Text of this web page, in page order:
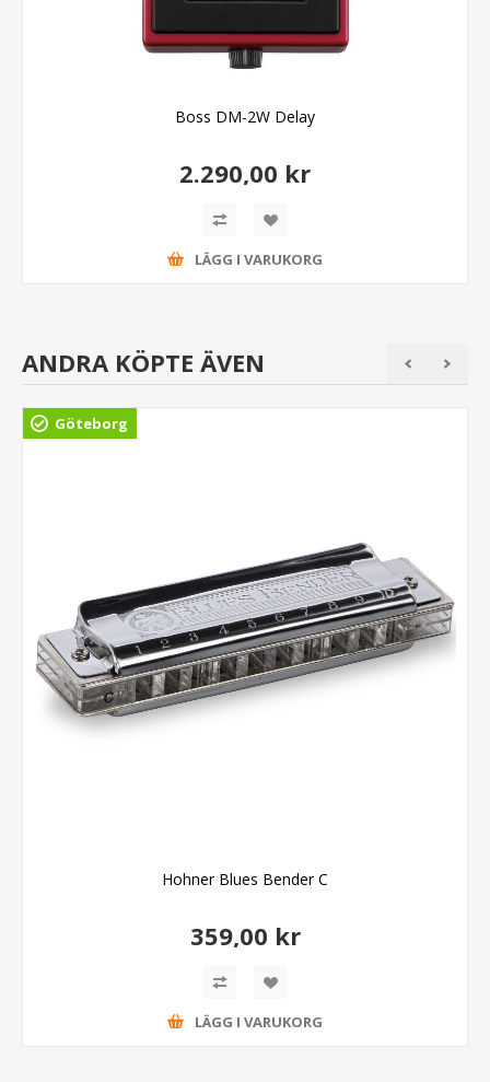
Boss DM-2W Delay
2.290,00 kr
LÄGG I VARUKORG
ANDRA KÖPTE ÄVEN
Göteborg
Hohner Blues Bender C
359,00 kr
LÄGG I VARUKORG